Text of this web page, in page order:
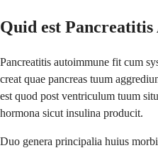
Quid est
Pancreatitis autoimmune fit cum
creat quae pancreas tuum
est quod post ventriculum tuum
hormona sicut insulina producit.
Duo genera principalia huius